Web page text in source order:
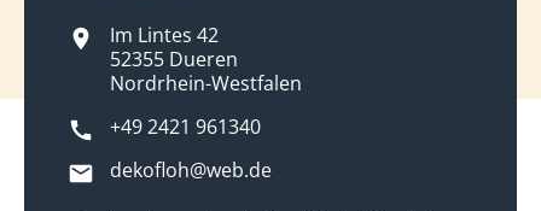
Im Lintes 42
52355 Dueren
Nordrhein-Westfalen
+49 2421 961340
dekofloh@web.de